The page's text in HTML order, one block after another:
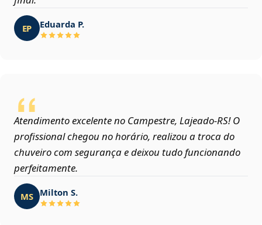
EP Eduarda P.
Atendimento excelente no Campestre, Lajeado‑RS! O
profissional chegou no horário, realizou a troca do
chuveiro com segurança e deixou tudo funcionando
perfeitamente.
MS Milton S.